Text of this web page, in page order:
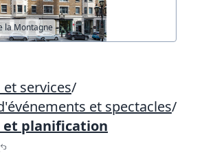
la Montagne
services/
et spectacles/
planification